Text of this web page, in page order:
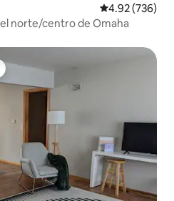
Calificación
4.92 (736)
norte/centro de Omaha